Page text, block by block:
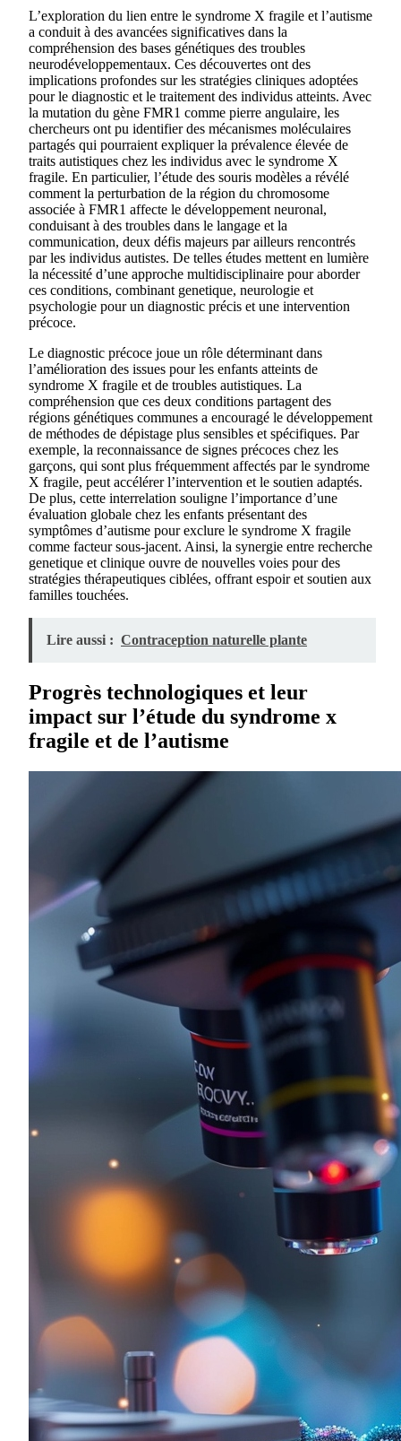
L’exploration du lien entre le syndrome X fragile et l’autisme
a conduit à des avancées significatives dans la
compréhension des bases génétiques des troubles
neurodéveloppementaux. Ces découvertes ont des
implications profondes sur les stratégies cliniques adoptées
pour le diagnostic et le traitement des individus atteints. Avec
la mutation du gène FMR1 comme pierre angulaire, les
chercheurs ont pu identifier des mécanismes moléculaires
partagés qui pourraient expliquer la prévalence élevée de
traits autistiques chez les individus avec le syndrome X
fragile. En particulier, l’étude des souris modèles a révélé
comment la perturbation de la région du chromosome
associée à FMR1 affecte le développement neuronal,
conduisant à des troubles dans le langage et la
communication, deux défis majeurs par ailleurs rencontrés
par les individus autistes. De telles études mettent en lumière
la nécessité d’une approche multidisciplinaire pour aborder
ces conditions, combinant genetique, neurologie et
psychologie pour un diagnostic précis et une intervention
précoce.
Le diagnostic précoce joue un rôle déterminant dans
l’amélioration des issues pour les enfants atteints de
syndrome X fragile et de troubles autistiques. La
compréhension que ces deux conditions partagent des
régions génétiques communes a encouragé le développement
de méthodes de dépistage plus sensibles et spécifiques. Par
exemple, la reconnaissance de signes précoces chez les
garçons, qui sont plus fréquemment affectés par le syndrome
X fragile, peut accélérer l’intervention et le soutien adaptés.
De plus, cette interrelation souligne l’importance d’une
évaluation globale chez les enfants présentant des
symptômes d’autisme pour exclure le syndrome X fragile
comme facteur sous-jacent. Ainsi, la synergie entre recherche
genetique et clinique ouvre de nouvelles voies pour des
stratégies thérapeutiques ciblées, offrant espoir et soutien aux
familles touchées.
Lire aussi : Contraception naturelle plante
Progrès technologiques et leur
impact sur l’étude du syndrome x
fragile et de l’autisme